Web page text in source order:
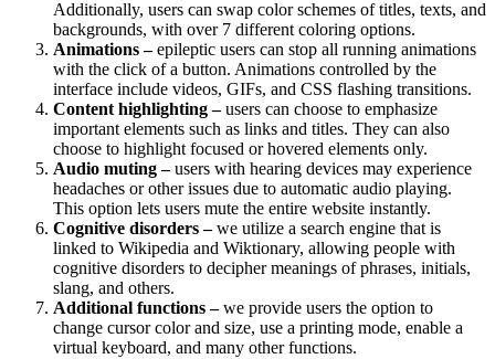
Additionally, users can swap color schemes of titles, texts, and
backgrounds, with over 7 different coloring options.
Animations –epileptic users can stop all running animations
with the click of a button. Animations controlled by the
interface include videos, GIFs, and CSS flashing transitions.
Content highlighting –users can choose to emphasize
important elements such as links and titles. They can also
choose to highlight focused or hovered elements only.
Audio muting –users with hearing devices may experience
headaches or other issues due to automatic audio playing.
This option lets users mute the entire website instantly.
Cognitive disorders –we utilize a search engine that is
linked to Wikipedia and Wiktionary, allowing people with
cognitive disorders to decipher meanings of phrases, initials,
slang, and others.
Additional functions –we provide users the option to
change cursor color and size, use a printing mode, enable a
virtual keyboard, and many other functions.